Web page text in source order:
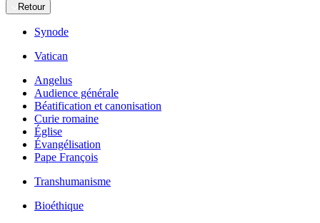
Retour
Synode
Vatican
Angelus
Audience générale
Béatification et canonisation
Curie romaine
Église
Évangélisation
Pape François
Transhumanisme
Bioéthique